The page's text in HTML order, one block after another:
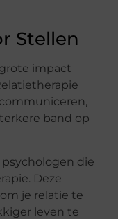
Stellen
impact
band op
die
Deze
je relatie te
leven te